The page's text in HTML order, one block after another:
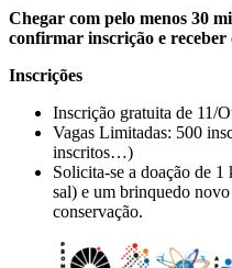
Chegar com pelo menos 30
confirmar inscrição e
Inscrições
Inscrição gratuita de 11/
Vagas Limitadas: 500
inscritos…)
Solicita-se a doação de
sal) e um brinquedo
conservação.